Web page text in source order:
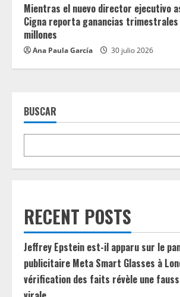
Mientras el nuevo director ejecutivo
Cigna reporta ganancias trimestrales
millones
Ana Paula García 30 julio 2026
BUSCAR
RECENT POSTS
Jeffrey Epstein est-il apparu sur le
publicitaire Meta Smart Glasses à
vérification des faits révèle une